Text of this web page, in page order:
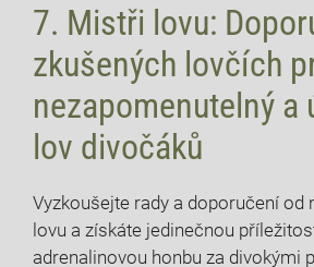
7.​ Mistři lovu:
zkušených lovčích
nezapomenutelný a
lov divočáků
Vyzkoušejte ⁢rady a doporučení od
lovu a získáte jedinečnou
adrenalinovou honbu za divokými